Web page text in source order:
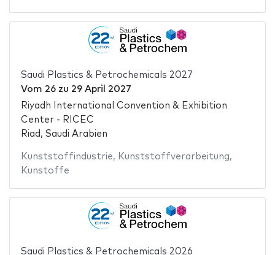
Saudi Plastics & Petrochemicals 2027
Vom 26zu 29 April 2027
Riyadh International Convention & Exhibition
Center - RICEC
Riad, Saudi Arabien
Kunststoffindustrie, Kunststoffverarbeitung,
Kunstoffe
Saudi Plastics & Petrochemicals 2026